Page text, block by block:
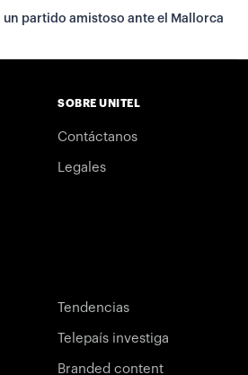
un partido amistoso ante el Mallorca
SOBRE UNITEL
Contáctanos
Legales
Tendencias
Telepaís investiga
Branded content